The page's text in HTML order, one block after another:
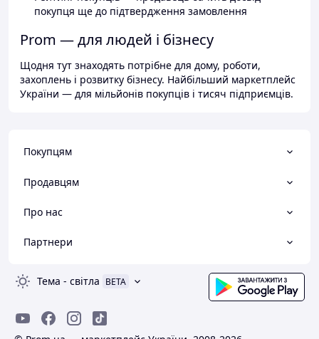
покупця ще до підтвердження замовлення
Prom — для людей і бізнесу
Щодня тут знаходять потрібне для дому, роботи,
захоплень і розвитку бізнесу. Найбільший маркетплейс
України — для мільйонів покупців і тисяч підприємців.
Покупцям
Продавцям
Про нас
Партнери
Тема - світла BETA